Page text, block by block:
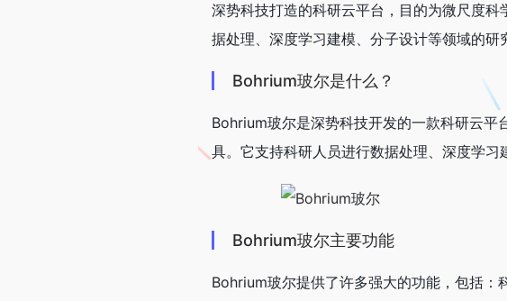
深势科技打造的科研云平台，目的为微尺度
据处理、深度学习建模、分子设计等领域的
Bohrium玻尔是什么？
Bohrium玻尔是深势科技开发的一款科研云
具。它支持科研人员进行数据处理、深度学习
Bohrium玻尔主要功能
Bohrium玻尔提供了许多强大的功能，包括：